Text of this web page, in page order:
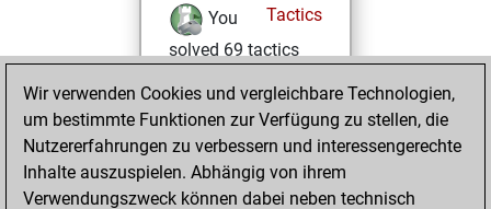
Tactics
You
solved 69 tactics
You achieved
an Elo of 2011 in
tactics positions
Wir verwenden Cookies und vergleichbare Technologien,
um bestimmte Funktionen zur Verfügung zu stellen, die
Nutzererfahrungen zu verbessern und interessengerechte
Inhalte auszuspielen. Abhängig von ihrem
Verwendungszweck können dabei neben technisch